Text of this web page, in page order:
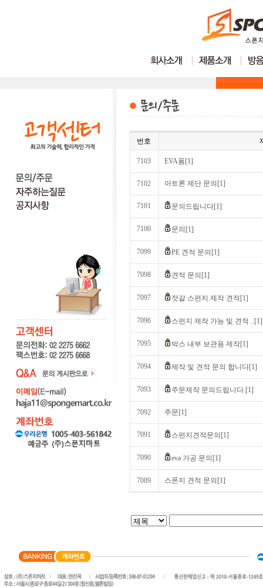
번호
7103 EVA폼[1]
7102 아트론 제단 문의[1]
7101 문의드립니다[1]
7100 문의[1]
7099 PE 견적 문의[1]
7098 견적 문의[1]
7097 젓갈 스펀지 제작 견적[1]
7096 스펀지 제작 가능 및 견적 ..[1]
7095 박스 내부 보관용 제작[1]
7094 제작 및 견적 문의 합니다[1]
7093 주문제작 문의드립니다.[1]
7092 주문[1]
7091 스펀지견적문의[1]
7090 eva 가공 문의[1]
7089 스폰지 견적 문의[1]